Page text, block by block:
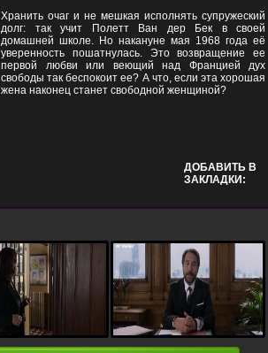
Хранить очаг и не мешкая исполнять супружеский
долг: так учит Полетт Ван дер Бек в своей
домашней школе. Но накануне мая 1968 года её
уверенность пошатнулась. Это возвращение ее
первой любви или веющий над Францией дух
свободы так беспокоит ее? А что, если эта хорошая
жена наконец станет свободной женщиной?
ДОБАВИТЬ В
ЗАКЛАДКИ: